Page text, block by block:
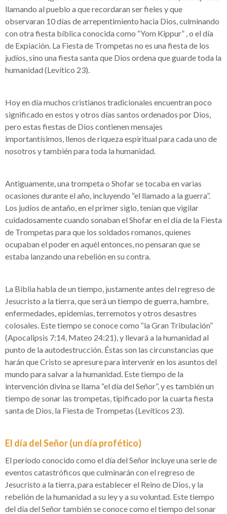
llamando al pueblo a que recordaran ser fieles y que
observaran 10 días de arrepentimiento hacia Dios, culminando
con otra fiesta bíblica conocida como “Yom Kippur” , o el día
de Expiación. La Fiesta de Trompetas no es una fiesta de los
judíos, sino una fiesta santa que Dios ordena que guarde toda la
humanidad (Levítico 23).
Hoy en día muchos cristianos tradicionales encuentran poco
significado en estos y otros días santos ordenados por Dios,
pero estas fiestas de Dios contienen mensajes
importantísimos, llenos de riqueza espiritual para cada uno de
nosotros y también para toda la humanidad.
Antiguamente, una trompeta o Shofar se tocaba en varias
ocasiones durante el año, incluyendo “el llamado a la guerra”.
Los judíos de antaño, en el primer siglo, tenían que vigilar
cuidadosamente cuando sonaban el Shofar en el día de la Fiesta
de Trompetas para que los soldados romanos, quienes
ocupaban el poder en aquél entonces, no pensaran que se
estaba lanzando una rebelión en su contra.
La Biblia habla de un tiempo, justamente antes del regreso de
Jesucristo a la tierra, que será un tiempo de guerra, hambre,
enfermedades, epidemias, terremotos y otros desastres
colosales. Este tiempo se conoce como “la Gran Tribulación”
(Apocalipsis 7:14, Mateo 24:21), y llevará a la humanidad al
punto de la autodestrucción. Éstas son las circunstancias que
harán que Cristo se apresure para intervenir en los asuntos del
mundo para salvar a la humanidad. Este tiempo de la
intervención divina se llama “el día del Señor”, y es también un
tiempo de sonar las trompetas, tipificado por la cuarta fiesta
santa de Dios, la Fiesta de Trompetas (Levíticos 23).
El día del Señor (un día profético)
El período conocido como el día del Señor incluye una serie de
eventos catastróficos que culminarán con el regreso de
Jesucristo a la tierra, para establecer el Reino de Dios, y la
rebelión de la humanidad a su ley y a su voluntad. Este tiempo
del día del Señor también se conoce como el tiempo del sonar